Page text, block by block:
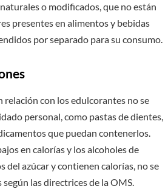
o modificados, que no están
presentes en alimentos y bebidas
por separado para su consumo.
relación con los edulcorantes no se
personal, como pastas de dientes,
que puedan contenerlos.
en calorías y los alcoholes de
del azúcar y contienen calorías, no se
las directrices de la OMS.